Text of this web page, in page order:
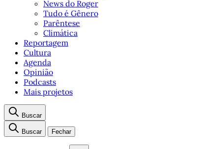
News do Roger
Tudo é Gênero
Parêntese
Climática
Reportagem
Cultura
Agenda
Opinião
Podcasts
Mais projetos
Buscar
Buscar Fechar